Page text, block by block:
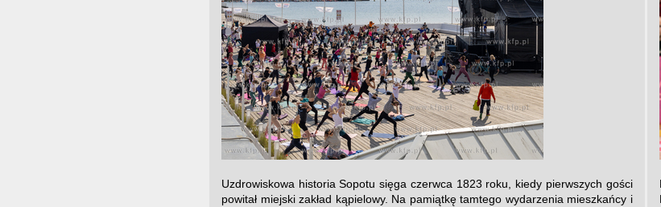
Uzdrowiskowa historia Sopotu sięga czerwca 1823 roku, kiedy pierwszych gości
powitał miejski zakład kąpielowy. Na pamiątkę tamtego wydarzenia mieszkańcy i